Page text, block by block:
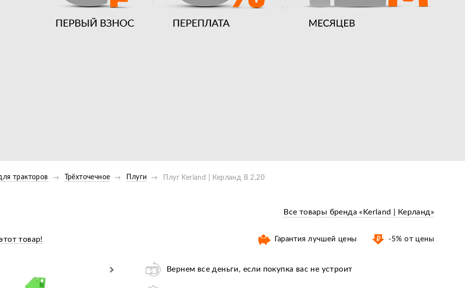
Вакансии
Гарантия лучшей цены
тракторов Трёхточечное Плуги Плуг Kerland | Керланд B 2,20
Все товары бренда «Kerland | Керланд»
товар! Гарантия лучшей цены -5% от цены
Вернем все деньги, если покупка вас не устроит